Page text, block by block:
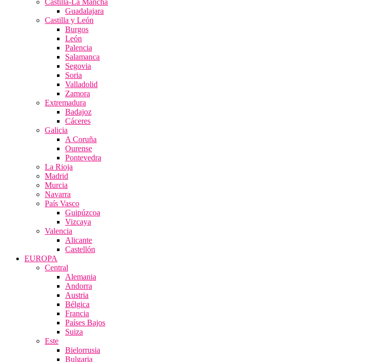
Castilla-La Mancha
Guadalajara
Castilla y León
Burgos
León
Palencia
Salamanca
Segovia
Soria
Valladolid
Zamora
Extremadura
Badajoz
Cáceres
Galicia
A Coruña
Ourense
Pontevedra
La Rioja
Madrid
Murcia
Navarra
País Vasco
Guipúzcoa
Vizcaya
Valencia
Alicante
Castellón
EUROPA
Central
Alemania
Andorra
Austria
Bélgica
Francia
Países Bajos
Suiza
Este
Bielorrusia
Bulgaria